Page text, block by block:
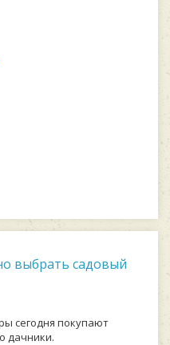
выбрать садовый
сегодня покупают
дачники.